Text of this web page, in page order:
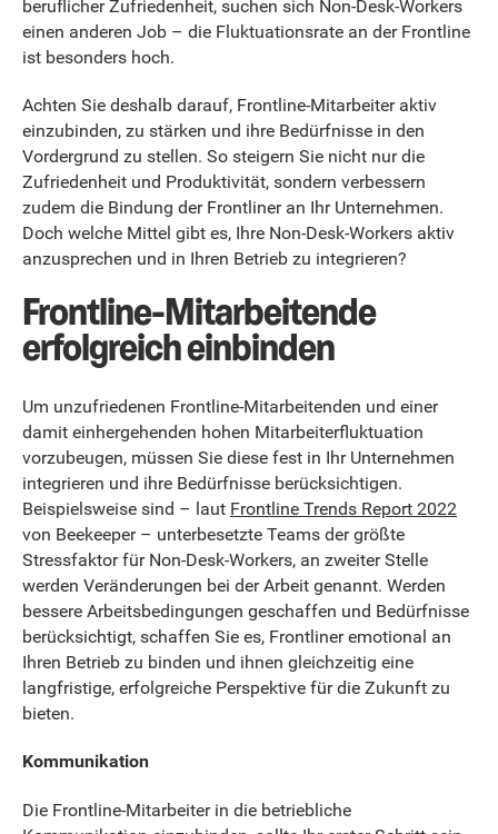
beruflicher Zufriedenheit, suchen sich Non-Desk-Workers
einen anderen Job – die Fluktuationsrate an der Frontline
ist besonders hoch.
Achten Sie deshalb darauf, Frontline-Mitarbeiter aktiv
einzubinden, zu stärken und ihre Bedürfnisse in den
Vordergrund zu stellen. So steigern Sie nicht nur die
Zufriedenheit und Produktivität, sondern verbessern
zudem die Bindung der Frontliner an Ihr Unternehmen.
Doch welche Mittel gibt es, Ihre Non-Desk-Workers aktiv
anzusprechen und in Ihren Betrieb zu integrieren?
Frontline-Mitarbeitende
erfolgreich einbinden
Um unzufriedenen Frontline-Mitarbeitenden und einer
damit einhergehenden hohen Mitarbeiterfluktuation
vorzubeugen, müssen Sie diese fest in Ihr Unternehmen
integrieren und ihre Bedürfnisse berücksichtigen.
Beispielsweise sind – laut Frontline Trends Report 2022
von Beekeeper – unterbesetzte Teams der größte
Stressfaktor für Non-Desk-Workers, an zweiter Stelle
werden Veränderungen bei der Arbeit genannt. Werden
bessere Arbeitsbedingungen geschaffen und Bedürfnisse
berücksichtigt, schaffen Sie es, Frontliner emotional an
Ihren Betrieb zu binden und ihnen gleichzeitig eine
langfristige, erfolgreiche Perspektive für die Zukunft zu
bieten.
Kommunikation
Die Frontline-Mitarbeiter in die betriebliche